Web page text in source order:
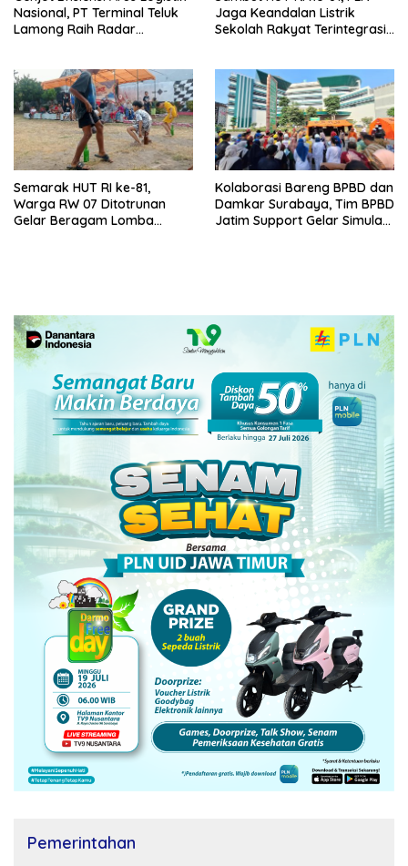
Nasional, PT Terminal Teluk
Lamong Raih Radar
Jaga Keandalan Listrik
Sekolah Rakyat Terintegrasi 1
Semarak HUT RI ke-81,
Warga RW 07 Ditotrunan
Gelar Beragam Lomba
Kolaborasi Bareng BPBD dan
Damkar Surabaya, Tim BPBD
Jatim Support Gelar Simulasi
Pemerintahan